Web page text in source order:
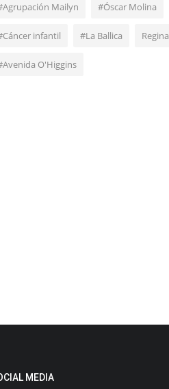
Mailyn #Óscar Molina
infantil #La Ballica
O'Higgins
MEDIA